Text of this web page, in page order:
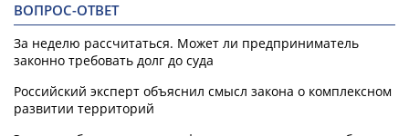
ВОПРОС-ОТВЕТ
За неделю рассчитаться. Может ли предприниматель
законно требовать долг до суда
Российский эксперт объяснил смысл закона о комплексном
развитии территорий